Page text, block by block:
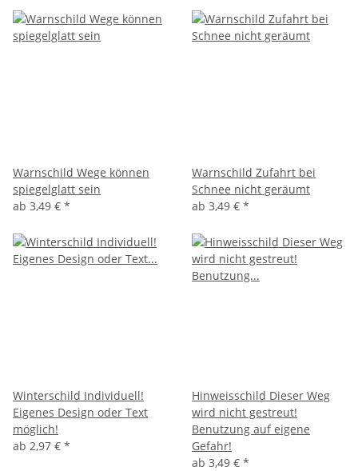
Warnschild Wege können
spiegelglatt sein
ab 3,49 € *
Warnschild Zufahrt bei
Schnee nicht geräumt
ab 3,49 € *
Winterschild Individuell!
Eigenes Design oder Text
möglich!
ab 2,97 € *
Hinweisschild Dieser Weg
wird nicht gestreut!
Benutzung auf eigene
Gefahr!
ab 3,49 € *